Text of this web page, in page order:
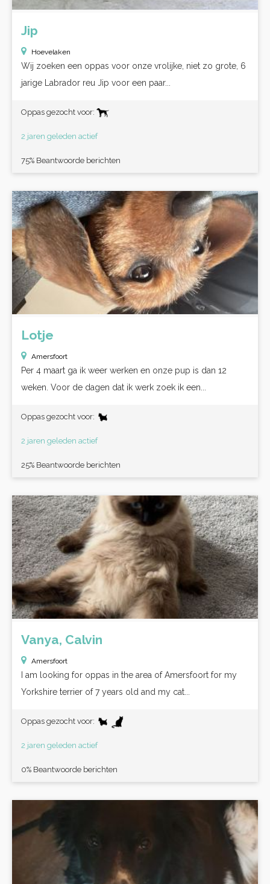
Jip
Hoevelaken
Wij zoeken een oppas voor onze vrolijke, niet zo grote, 6
jarige Labrador reu Jip voor een paar...
Oppas gezocht voor:
2 jaren geleden actief
75% Beantwoorde berichten
Lotje
Amersfoort
Per 4 maart ga ik weer werken en onze pup is dan 12
weken. Voor de dagen dat ik werk zoek ik een...
Oppas gezocht voor:
2 jaren geleden actief
25% Beantwoorde berichten
Vanya, Calvin
Amersfoort
I am looking for oppas in the area of Amersfoort for my
Yorkshire terrier of 7 years old and my cat...
Oppas gezocht voor:
2 jaren geleden actief
0% Beantwoorde berichten